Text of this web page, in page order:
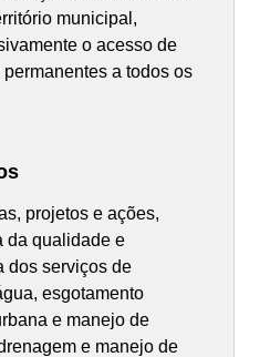
municipal,
o acesso de
a todos os
projetos e ações,
da qualidade e
dos serviços de
esgotamento
e manejo de
e manejo de